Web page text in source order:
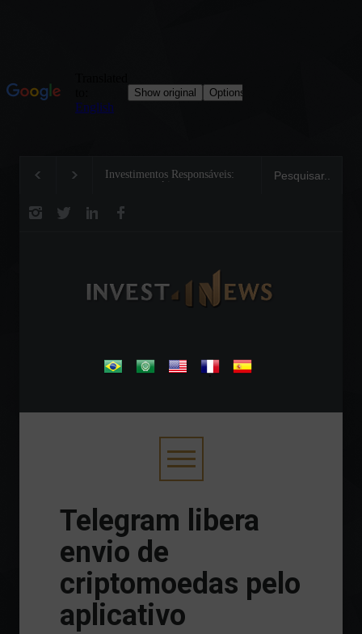
Investimentos Responsáveis:
um aceno crítico para a
Tom Brady: a
uma lenda nos
.
Telegram libera
envio de
criptomoedas pelo
aplicativo